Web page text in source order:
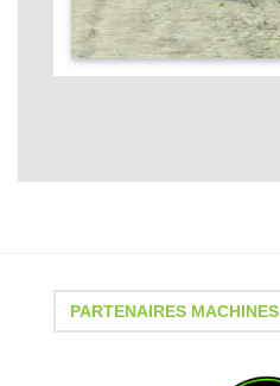
PARTENAIRES MACHINES